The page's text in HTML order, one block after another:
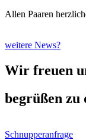
Allen Paaren
weitere News?
Wir freuen
begrüßen zu
Schnupperanfrage